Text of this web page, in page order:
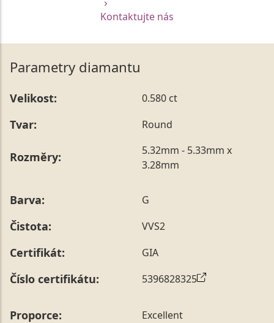
Kontaktujte nás
Parametry diamantu
Velikost: 0.580 ct
Tvar: Round
Rozměry:
5.32mm - 5.33mm x
3.28mm
Barva: G
Čistota: VVS2
Certifikát: GIA
Číslo certifikátu: 5396828325
Proporce: Excellent